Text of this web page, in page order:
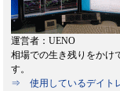
運営者：UENO
相場での生き残りをかけ
す。
⇒ 使用しているデイト